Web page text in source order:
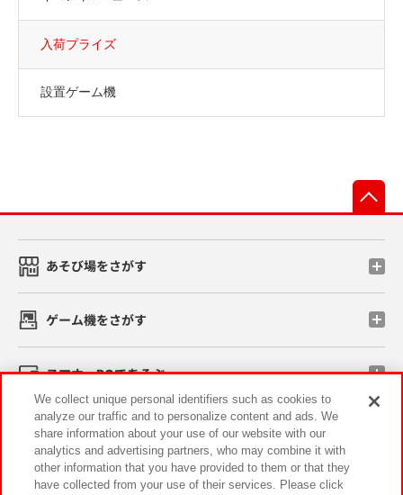
入荷プライズ
設置ゲーム機
あそび場をさがす
ゲーム機をさがす
スマホ・PCであそぶ
イベント・キャンペーン
We collect unique personal identifiers such as cookies to
analyze our traffic and to personalize content and ads. We
share information about your use of our website with our
analytics and advertising partners, who may combine it with
other information that you have provided to them or that they
have collected from your use of their services. Please click